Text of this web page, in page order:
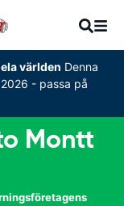
världen Denna
- passa på
Montt